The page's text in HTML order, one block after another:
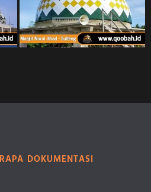
DOKUMENTASI